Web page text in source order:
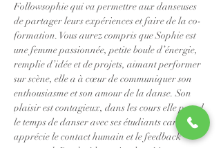
Followsophie qui va permettre aux danseuses
de partager leurs expériences et faire de la co-
formation. Vous aurez compris que Sophie est
une femme passionnée, petite boule d’énergie,
remplie d’idée et de projets, aimant performer
sur scène, elle a à cœur de communiquer son
enthousiasme et son amour de la danse. Son
plaisir est contagieux, dans les cours elle prend
le temps de danser avec ses étudiants car elle
apprécie le contact humain et le feedback